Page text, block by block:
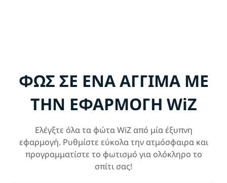
ΦΩΣ ΣΕ ΕΝΑ ΑΓΓΙΜΑ ΜΕ
ΤΗΝ ΕΦΑΡΜΟΓΗ WiZ
Ελέγξτε όλα τα φώτα WiZ από μία έξυπνη
εφαρμογή. Ρυθμίστε εύκολα την ατμόσφαιρα και
προγραμματίστε το φωτισμό για ολόκληρο το
σπίτι σας!